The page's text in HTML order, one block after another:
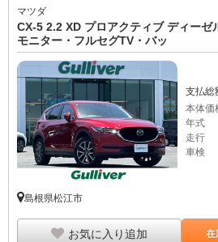
マツダ
CX-5 2.2 XD プロアクティブ ディーゼ
モニター・フルセグTV・バッ
支払総
本体価
年式
走行
車検
島根県松江市
お気に入り追加 在